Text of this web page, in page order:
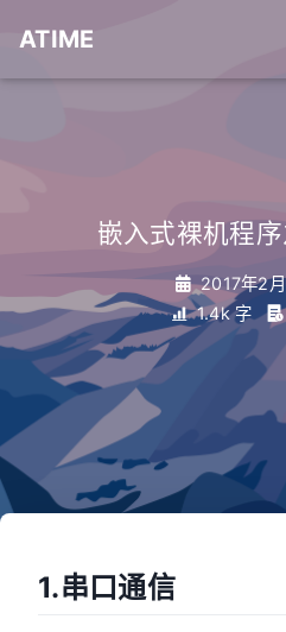
ATIME
嵌入式裸机程
2017年2
1.4k 字
1.串口通信